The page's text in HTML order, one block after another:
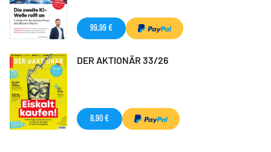
99,99 €
DER AKTIONÄR 33/26
8,90 €